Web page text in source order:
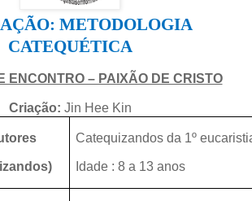
METODOLOGIA
CATEQUÉTICA
ENCONTRO – PAIXÃO DE CRISTO
Criação: Jin Hee Kin
Catequizandos da 1º
Idade : 8 a 13 anos